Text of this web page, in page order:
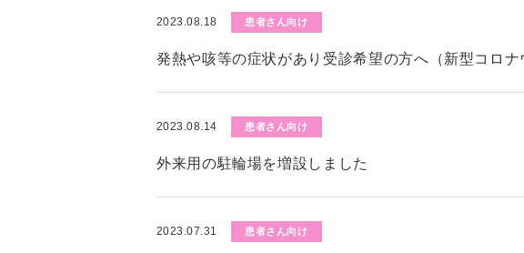
2023.08.18 患者さん向け
発熱や咳等の症状があり受診希望の方へ（新型コロナ
2023.08.14 患者さん向け
外来用の駐輪場を増設しました
2023.07.31 患者さん向け